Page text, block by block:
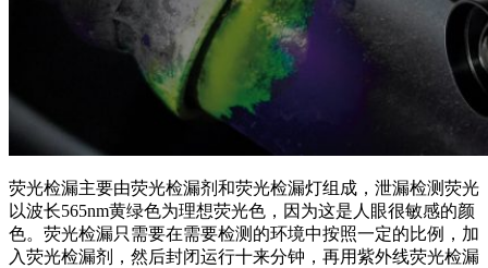
荧光检漏主要由荧光检漏剂和荧光检漏灯组成，泄漏检测荧光
以波长565nm黄绿色为理想荧光色，因为这是人眼很敏感的颜
色。荧光检漏只需要在需要检测的环境中按照一定的比例，加
入荧光检漏剂，然后封闭运行十来分钟，再用紫外线荧光检漏